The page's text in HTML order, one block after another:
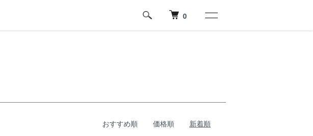
0
おすすめ順 価格順 新着順